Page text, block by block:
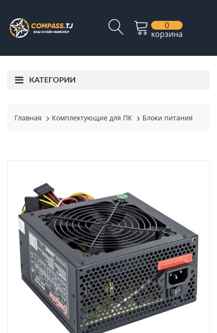
0
корзина
КАТЕГОРИИ
Главная Комплектующие для ПК Блоки питания